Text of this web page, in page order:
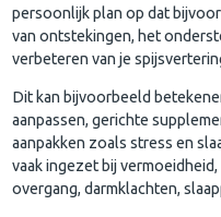
persoonlijk plan op dat
van ontstekingen, het
verbeteren van je
Dit kan bijvoorbeeld
aanpassen, gerichte
aanpakken zoals stress en
vaak ingezet bij
overgang, darmklachten,